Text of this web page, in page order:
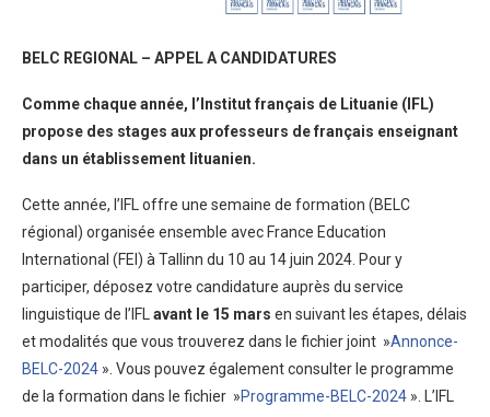
BELC REGIONAL – APPEL A CANDIDATURES
Comme chaque année, l’Institut français de Lituanie (IFL)
propose des stages aux professeurs de français enseignant
dans un établissement lituanien.
Cette année, l’IFL offre une semaine de formation (BELC
régional) organisée ensemble avec France Education
International (FEI) à Tallinn du 10 au 14 juin 2024. Pour y
participer, déposez votre candidature auprès du service
linguistique de l’IFL avant le 15 mars en suivant les étapes, délais
et modalités que vous trouverez dans le fichier joint »Annonce-
BELC-2024 ». Vous pouvez également consulter le programme
de la formation dans le fichier »Programme-BELC-2024 ». L’IFL